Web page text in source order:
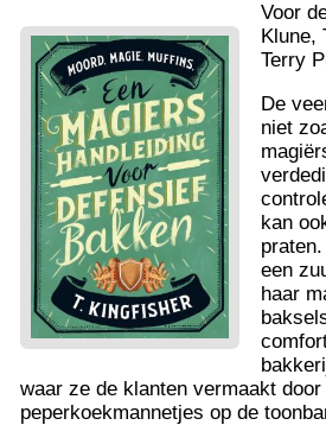
Voor
Klune,
Terry
De
niet
kan
een
haar
waar ze de klanten vermaakt door
peperkoekmannetjes op de